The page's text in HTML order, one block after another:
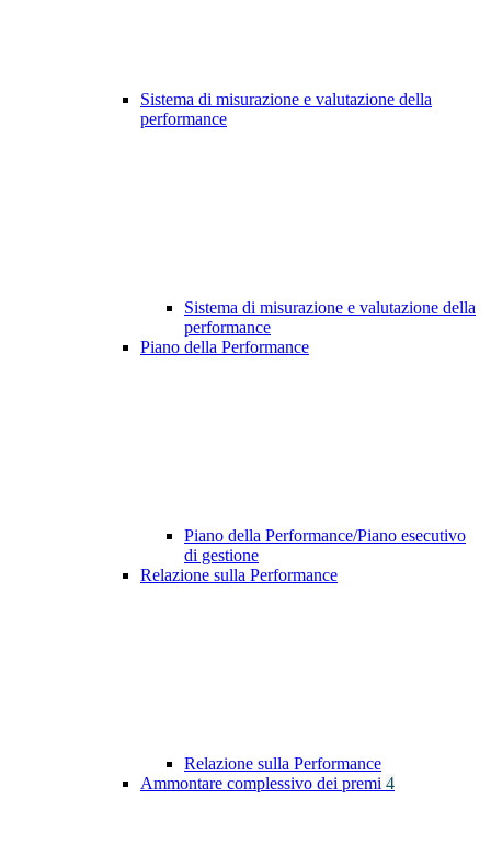
Sistema di misurazione e valutazione della
performance
Sistema di misurazione e valutazione della
performance
Piano della Performance
Piano della Performance/Piano esecutivo
di gestione
Relazione sulla Performance
Relazione sulla Performance
Ammontare complessivo dei premi 4